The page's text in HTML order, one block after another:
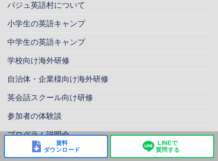
資料
ダウンロード
LINEで
質問する
パジュ英語村について
小学生の英語キャンプ
中学生の英語キャンプ
学校向け海外研修
自治体・企業様向け海外研修
英会話スクール向け研修
参加者の体験談
プログラム説明会
フォトギャラリー